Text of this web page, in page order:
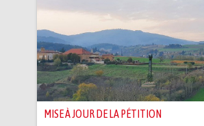
MISE À JOUR DE LA PÉTITION